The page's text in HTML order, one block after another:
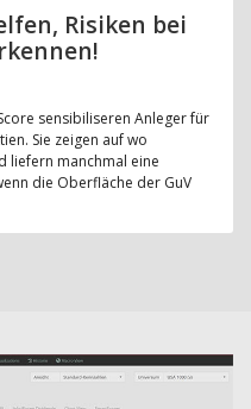
Risiken bei
sensibiliseren Anleger für
Sie zeigen auf wo
liefern manchmal eine
die Oberfläche der GuV